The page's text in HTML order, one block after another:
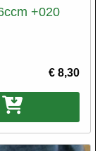
+020
€ 8,30